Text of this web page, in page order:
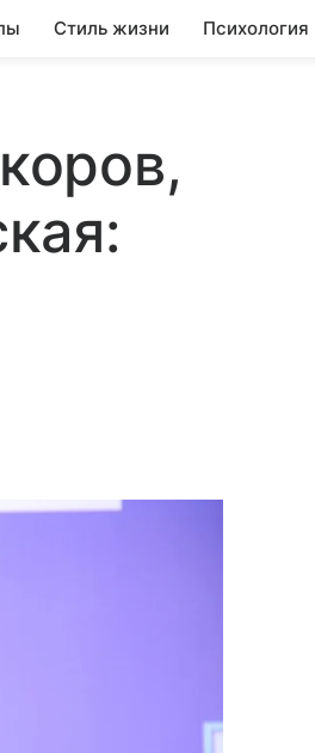
Стиль жизни Психология